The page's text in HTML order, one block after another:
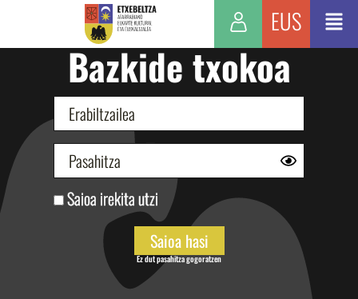
EUS
Bazkide txokoa
Saioa irekita utzi
Ez dut pasahitza gogoratzen